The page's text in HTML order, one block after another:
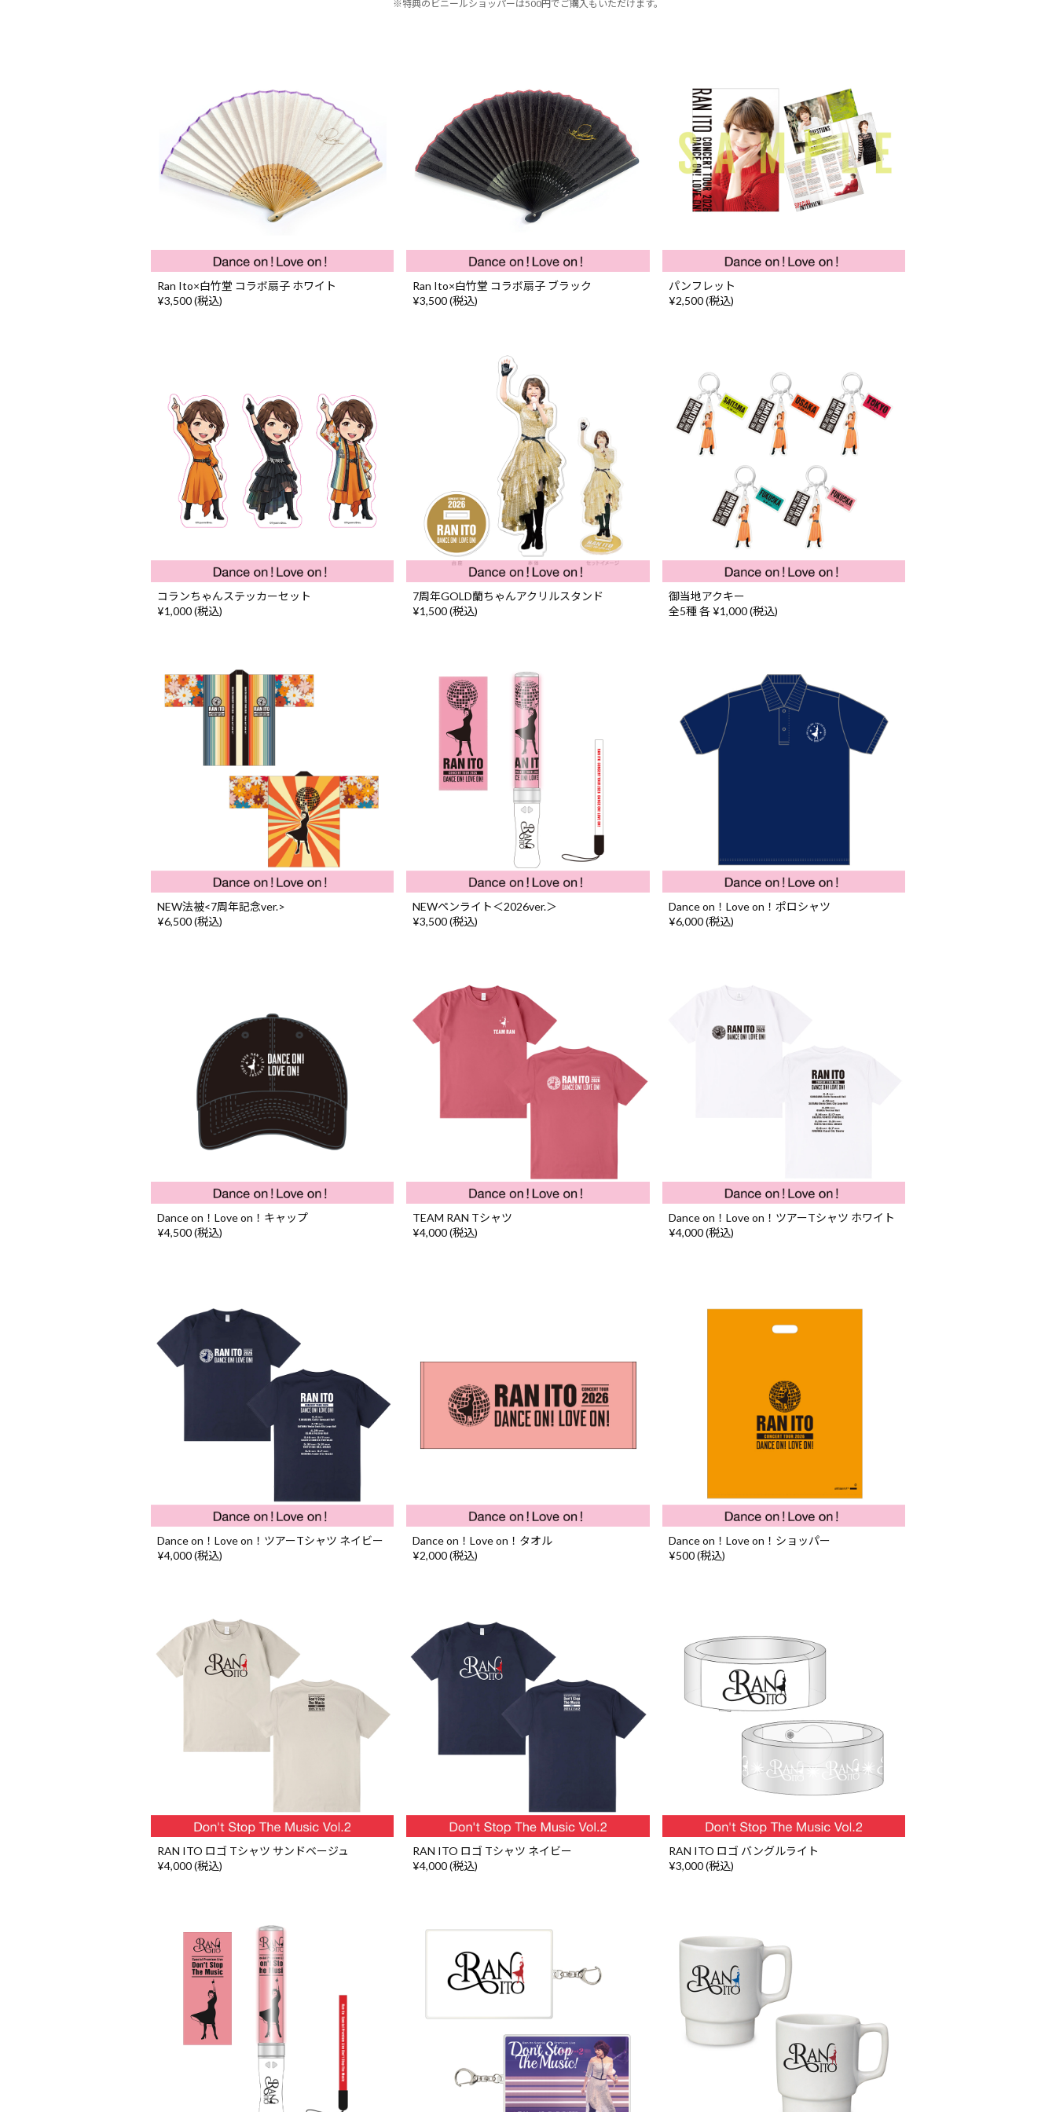
※特典のビニールショッパーは500円でご購入もいただけます。
Ran Ito×白竹堂 コラボ扇子 ホワイト
¥3,500 (税込)
Ran Ito×白竹堂 コラボ扇子 ブラック
¥3,500 (税込)
パンフレット
¥2,500 (税込)
コランちゃんステッカーセット
¥1,000 (税込)
7周年GOLD蘭ちゃんアクリルスタンド
¥1,500 (税込)
御当地アクキー
全5種 各 ¥1,000 (税込)
NEW法被<7周年記念ver.>
¥6,500 (税込)
NEWペンライト＜2026ver.＞
¥3,500 (税込)
Dance on！Love on！ポロシャツ
¥6,000 (税込)
Dance on！Love on！キャップ
¥4,500 (税込)
TEAM RAN Tシャツ
¥4,000 (税込)
Dance on！Love on！ツアーTシャツ ホワイト
¥4,000 (税込)
Dance on！Love on！ツアーTシャツ ネイビー
¥4,000 (税込)
Dance on！Love on！タオル
¥2,000 (税込)
Dance on！Love on！ショッパー
¥500 (税込)
RAN ITO ロゴ Tシャツ サンドベージュ
¥4,000 (税込)
RAN ITO ロゴ Tシャツ ネイビー
¥4,000 (税込)
RAN ITO ロゴ バングルライト
¥3,000 (税込)